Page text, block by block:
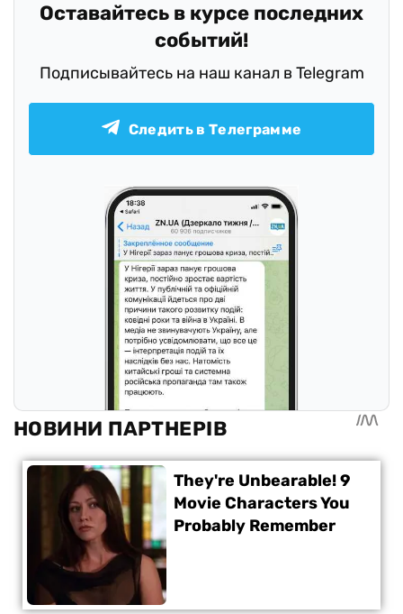
Оставайтесь в курсе последних
событий!
Подписывайтесь на наш канал в Telegram
Следить в Телеграмме